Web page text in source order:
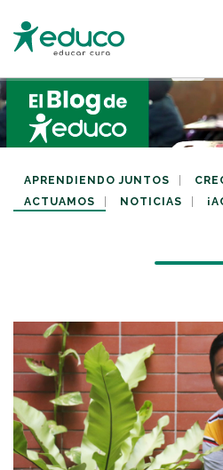
MIS
MIS
MIS RETOS
CERRAR
APRENDIENDO JUNTOS
ACTUAMOS
NOTICIAS